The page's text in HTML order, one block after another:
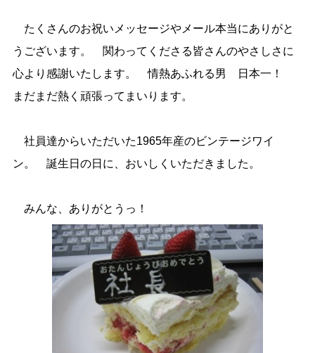
たくさんのお祝いメッセージやメール本当にありがと
うございます。 関わってくださる皆さんのやさしさに
心より感謝いたします。 情熱あふれる男 日本一！
まだまだ熱く頑張ってまいります。
社員達からいただいた1965年産のビンテージワイ
ン。 誕生日の日に、おいしくいただきました。
みんな、ありがとうっ！